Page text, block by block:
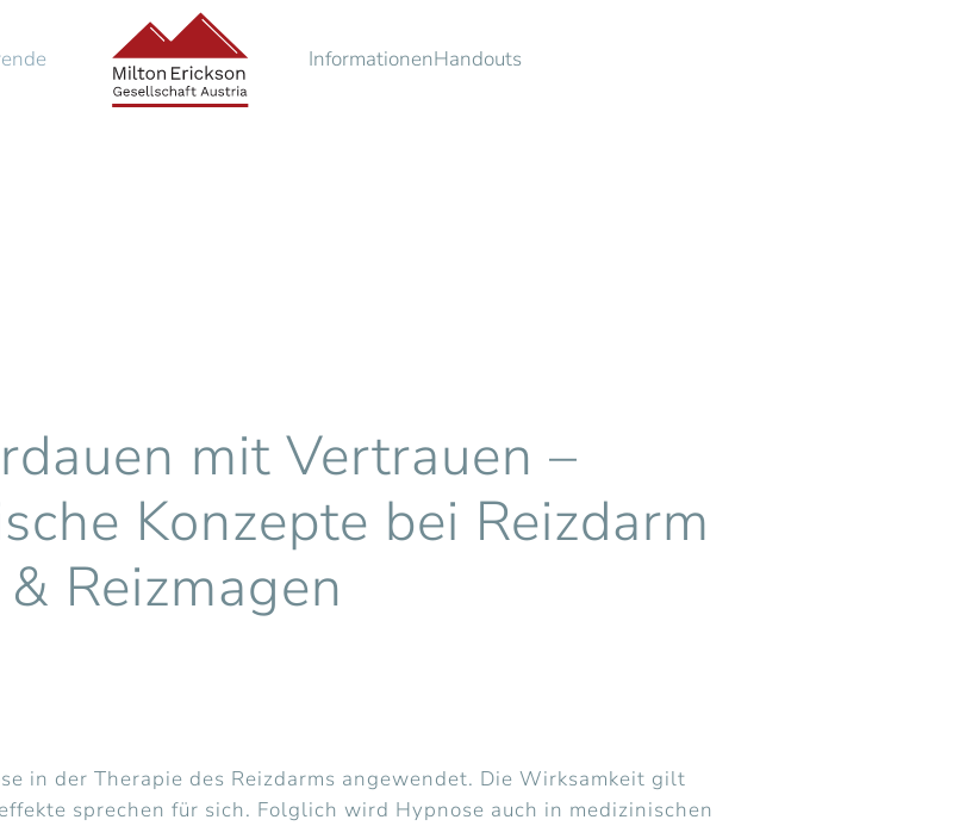
InformationenHandouts
mit Vertrauen –
Konzepte bei Reizdarm
& Reizmagen
in der Therapie des Reizdarms angewendet. Die Wirksamkeit gilt
sprechen für sich. Folglich wird Hypnose auch in medizinischen